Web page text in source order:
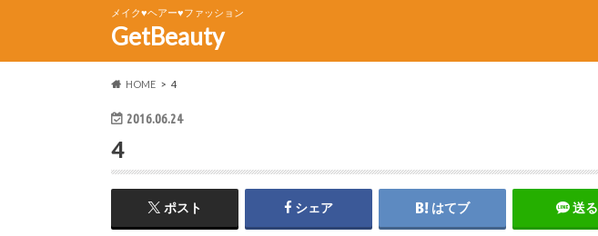
メイク♥ヘアー♥ファッション
GetBeauty
HOME 4
2016.06.24
4
ポスト シェア はてブ 送る